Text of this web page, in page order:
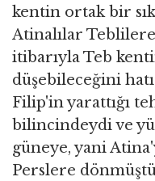
kentin ortak bir
Atinalılar
itibarıyla Teb
düşebileceğini
Filip'in yarattığı
bilincindeydi ve
güneye, yani
Perslere